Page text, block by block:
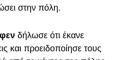
στην πόλη.
δήλωσε ότι έκανε
και προειδοποίησε τους